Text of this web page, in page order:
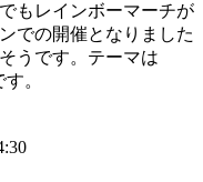
もレインボーマーチが
での開催となりました
うです。テーマは
。